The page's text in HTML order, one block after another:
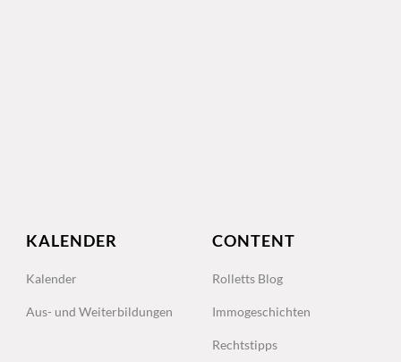
KALENDER
Kalender
Aus- und Weiterbildungen
CONTENT
Rolletts Blog
Immogeschichten
Rechtstipps